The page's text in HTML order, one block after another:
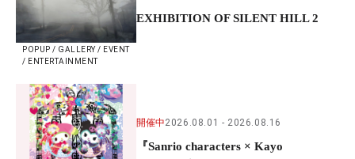
POPUP / GALLERY / EVENT
/ ENTERTAINMENT
EXHIBITION OF SILENT HILL 2
開催中2026.08.01 2026.08.16
『Sanrio characters × Kayo